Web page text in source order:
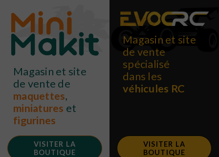
Magasin et site
de vente de
maquettes,
miniatures et
figurines
VISITER LA
BOUTIQUE
Magasin et site
de vente
spécialisé
dans les
véhicules RC
VISITER LA
BOUTIQUE